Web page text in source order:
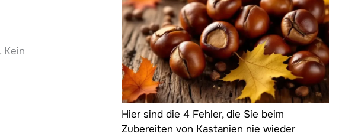
Kein
Hier sind die 4 Fehler, die Sie beim
Zubereiten von Kastanien nie wieder